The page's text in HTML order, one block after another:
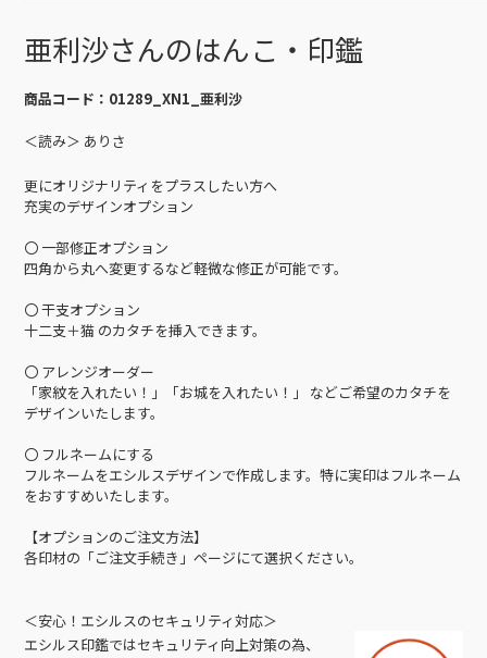
亜利沙さんのはんこ・印鑑
商品コード： 01289_XN1_亜利沙
＜読み＞ ありさ
更にオリジナリティをプラスしたい方へ
充実のデザインオプション
〇 一部修正オプション
四角から丸へ変更するなど軽微な修正が可能です。
〇 干支オプション
十二支＋猫 のカタチを挿入できます。
〇 アレンジオーダー
「家紋を入れたい！」「お城を入れたい！」 などご希望のカタチを
デザインいたします。
〇 フルネームにする
フルネームをエシルスデザインで作成します。特に実印はフルネーム
をおすすめいたします。
【オプションのご注文方法】
各印材の「ご注文手続き」ページにて選択ください。
＜安心！エシルスのセキュリティ対応＞
エシルス印鑑ではセキュリティ向上対策の為、